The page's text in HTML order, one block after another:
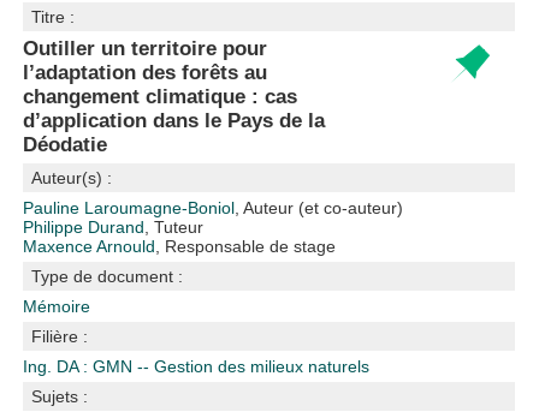
Titre :
Outiller un territoire pour
l’adaptation des forêts au
changement climatique : cas
d’application dans le Pays de la
Déodatie
Auteur(s) :
Pauline Laroumagne-Boniol , Auteur (et co-auteur)
Philippe Durand , Tuteur
Maxence Arnould , Responsable de stage
Type de document :
Mémoire
Filière :
Ing. DA : GMN -- Gestion des milieux naturels
Sujets :